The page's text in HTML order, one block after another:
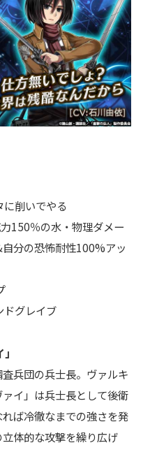
に削いでやる
150％の水・物理ダメー
分の恐怖耐性100%アッ
ドグレイブ
兵団の兵士長。ヴァルキ
イ」は兵士長として後衛
ば冷徹なまでの強さを発
体的な攻撃を繰り広げ